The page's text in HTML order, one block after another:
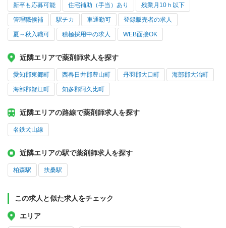
新卒も応募可能 住宅補助（手当）あり 残業月10ｈ以下
管理職候補 駅チカ 車通勤可 登録販売者の求人
夏～秋入職可 積極採用中の求人 WEB面接OK
近隣エリアで薬剤師求人を探す
愛知郡東郷町 西春日井郡豊山町 丹羽郡大口町 海部郡大治町
海部郡蟹江町 知多郡阿久比町
近隣エリアの路線で薬剤師求人を探す
名鉄犬山線
近隣エリアの駅で薬剤師求人を探す
柏森駅 扶桑駅
この求人と似た求人をチェック
エリア